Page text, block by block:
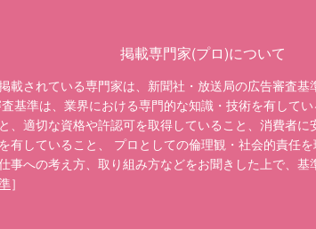
掲載専門家(プロ)について
載されている専門家は、新聞社・放送局の広告審査
基準は、業界における専門的な知識・技術を有して
、適切な資格や許認可を取得していること、消費者
有していること、 プロとしての倫理観・社会的責任
事への考え方、取り組み方などをお聞きした上で、
］